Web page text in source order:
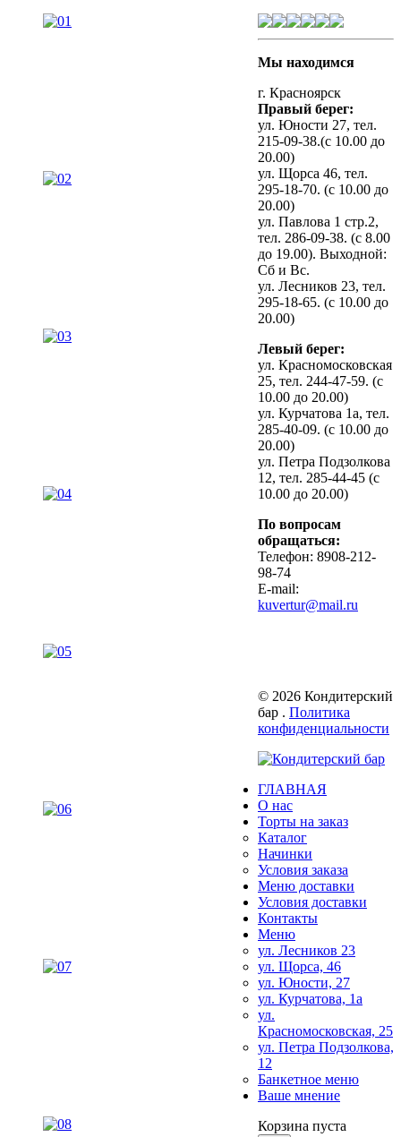
Мы находимся
г. Красноярск
Правый берег:
ул. Юности 27, тел.
215-09-38.(с 10.00 до
20.00)
ул. Щорса 46, тел.
295-18-70. (с 10.00 до
20.00)
ул. Павлова 1 стр.2,
тел. 286-09-38. (с 8.00
до 19.00). Выходной:
Сб и Вс.
ул. Лесников 23, тел.
295-18-65. (с 10.00 до
20.00)
Левый берег:
ул. Красномосковская
25, тел. 244-47-59. (с
10.00 до 20.00)
ул. Курчатова 1а, тел.
285-40-09. (с 10.00 до
20.00)
ул. Петра Подзолкова
12, тел. 285-44-45 (с
10.00 до 20.00)
По вопросам
обращаться:
Телефон: 8908-212-
98-74
E-mail:
kuvertur@mail.ru
© 2026 Кондитерский
бар . Политика
конфиденциальности
ГЛАВНАЯ
О нас
Торты на заказ
Каталог
Начинки
Условия заказа
Меню доставки
Условия доставки
Контакты
Меню
ул. Лесников 23
ул. Щорса, 46
ул. Юности, 27
ул. Курчатова, 1а
ул.
Красномосковская, 25
ул. Петра Подзолкова,
12
Банкетное меню
Ваше мнение
Корзина пуста